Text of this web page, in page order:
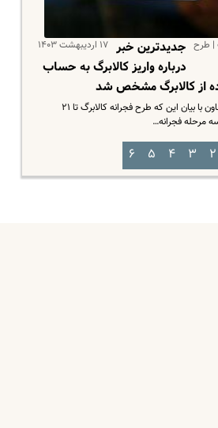
| طرح
۱۷ اردیبهشت ۱۴۰۳ جدیدترین خبر
درباره واریز کالابرگ به حساب
از کالابرگ مشخص شد
مشاور معاون امور رفاهی وزیر تعاون با بیان این که طرح فجرانه کالابرگ تا ۲۱
مرحله فجرانه…
۲ ۳ ۴ ۵ ۶